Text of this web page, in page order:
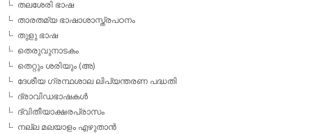
തലശേരി ഭാഷ
താരതമ്യ ഭാഷാശാസ്ത്രപഠനം
തുളു ഭാഷ
തെരുവുനാടകം
തെറ്റും ശരിയും (അ)
ദേശീയ ഗ്രന്ഥശാല ലിപ്യന്തരണ പദ്ധതി
ദ്രാവിഡഭാഷകള്‍
ദ്വിതീയാക്ഷരപ്രാസം
നല്ല മലയാളം എഴുതാന്‍